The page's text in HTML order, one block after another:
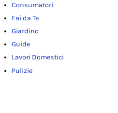
Consumatori
Fai da Te
Giardino
Guide
Lavori Domestici
Pulizie